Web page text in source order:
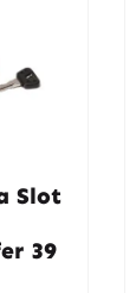
Slot
39